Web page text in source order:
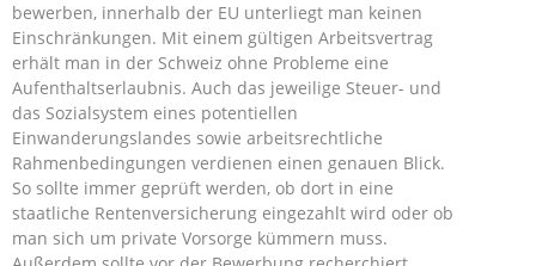
bewerben, innerhalb der EU unterliegt man keinen
Einschränkungen. Mit einem gültigen Arbeitsvertrag
erhält man in der Schweiz ohne Probleme eine
Aufenthaltserlaubnis. Auch das jeweilige Steuer- und
das Sozialsystem eines potentiellen
Einwanderungslandes sowie arbeitsrechtliche
Rahmenbedingungen verdienen einen genauen Blick.
So sollte immer geprüft werden, ob dort in eine
staatliche Rentenversicherung eingezahlt wird oder ob
man sich um private Vorsorge kümmern muss.